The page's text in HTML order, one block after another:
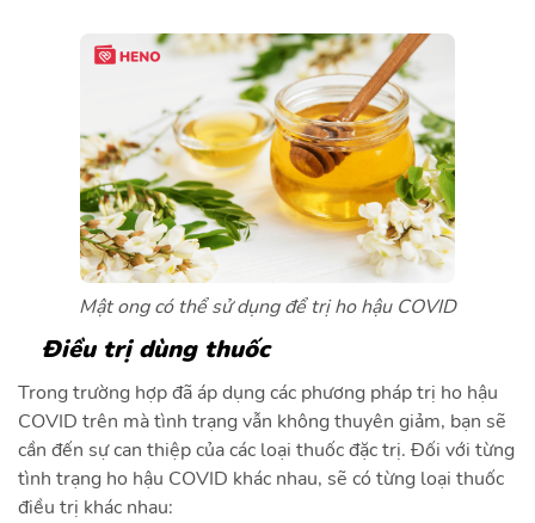
Mật ong có thể sử dụng để trị ho hậu COVID
Điều trị dùng thuốc
Trong trường hợp đã áp dụng các phương pháp trị ho hậu
COVID trên mà tình trạng vẫn không thuyên giảm, bạn sẽ
cần đến sự can thiệp của các loại thuốc đặc trị. Đối với từng
tình trạng ho hậu COVID khác nhau, sẽ có từng loại thuốc
điều trị khác nhau: